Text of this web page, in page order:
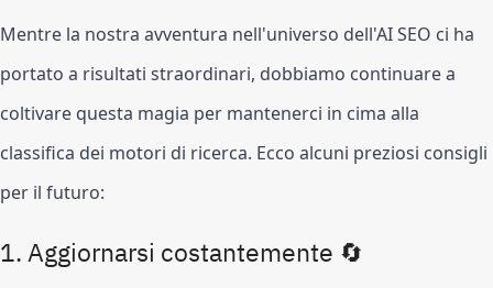
Mentre la nostra avventura nell'universo dell'AI SEO ci ha
portato a risultati straordinari, dobbiamo continuare a
coltivare questa magia per mantenerci in cima alla
classifica dei motori di ricerca. Ecco alcuni preziosi consigli
per il futuro:
1. Aggiornarsi costantemente 🔄